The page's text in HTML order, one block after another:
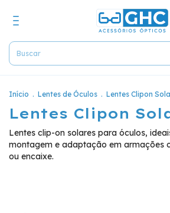
Início . Lentes de Óculos . Lentes Clipon
Lentes Clipon
Lentes clip-on solares para óculos,
montagem e adaptação em armações
ou encaixe.